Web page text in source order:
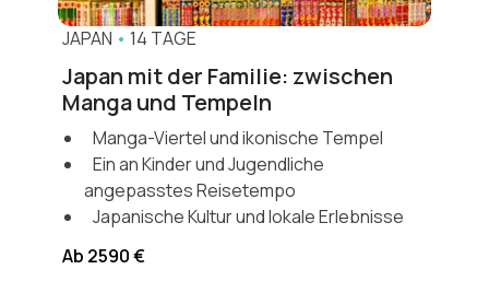
JAPAN • 14 TAGE
Japan mit der Familie: zwischen
Manga und Tempeln
Manga-Viertel und ikonische Tempel
Ein an Kinder und Jugendliche
angepasstes Reisetempo
Japanische Kultur und lokale Erlebnisse
Ab 2590 €